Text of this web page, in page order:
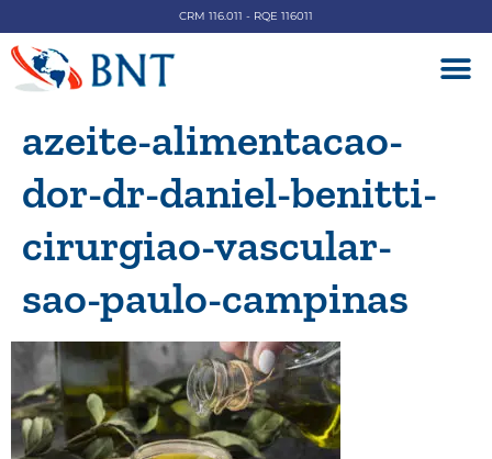
CRM 116.011 - RQE 116011
azeite-alimentacao-
dor-dr-daniel-benitti-
cirurgiao-vascular-
sao-paulo-campinas